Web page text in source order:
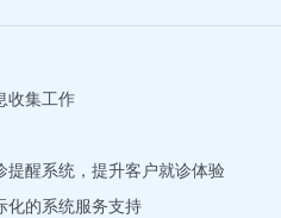
收集工作
提醒系统，提升客户就诊体验
化的系统服务支持